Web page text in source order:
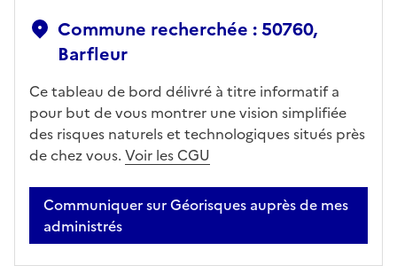
Commune recherchée : 50760,
Barfleur
Ce tableau de bord délivré à titre informatif a
pour but de vous montrer une vision simplifiée
des risques naturels et technologiques situés près
de chez vous. Voir les CGU
Communiquer sur Géorisques auprès de mes
administrés